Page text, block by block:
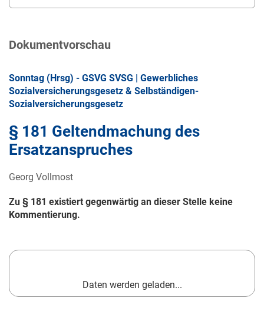
Dokumentvorschau
Sonntag (Hrsg) - GSVG SVSG | Gewerbliches
Sozialversicherungsgesetz & Selbständigen-
Sozialversicherungsgesetz
§ 181 Geltendmachung des
Ersatzanspruches
Georg Vollmost
Zu § 181 existiert gegenwärtig an dieser Stelle keine
Kommentierung.
Daten werden geladen...